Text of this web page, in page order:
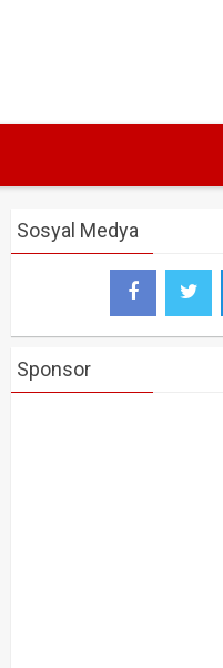
Sosyal Medya
Sponsor